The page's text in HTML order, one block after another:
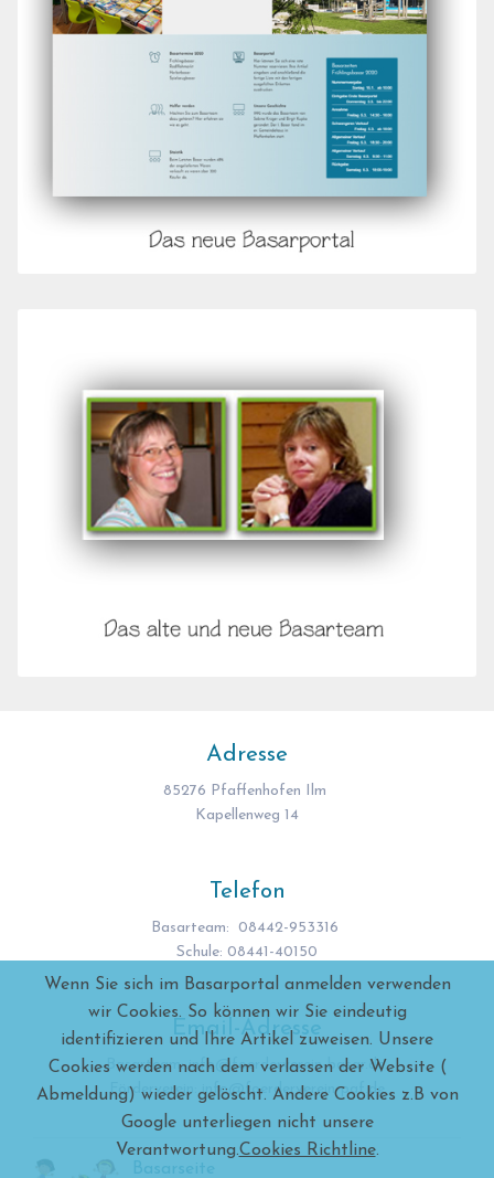
Adresse
85276 Pfaffenhofen Ilm
Kapellenweg 14
Telefon
Basarteam: 08442-953316
Schule: 08441-40150
Email-Adresse
Basarteam: info@foerderverein-basar.de.
Förderverein: info@foerderverein-paf.de
Basarseite
Wenn Sie sich im Basarportal anmelden verwenden
wir Cookies. So können wir Sie eindeutig
identifizieren und Ihre Artikel zuweisen. Unsere
Cookies werden nach dem verlassen der Website (
Abmeldung) wieder gelöscht. Andere Cookies z.B von
Google unterliegen nicht unsere
Verantwortung.Cookies Richtline.